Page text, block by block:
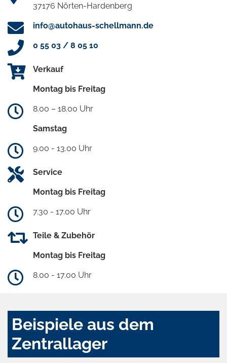
37176 Nörten-Hardenberg
info@autohaus-schellmann.de
0 55 03 / 8 05 10
Verkauf
Montag bis Freitag
8.00 – 18.00 Uhr
Samstag
9.00 - 13.00 Uhr
Service
Montag bis Freitag
7.30 - 17.00 Uhr
Teile & Zubehör
Montag bis Freitag
8.00 - 17.00 Uhr
Beispiele aus dem
Zentrallager